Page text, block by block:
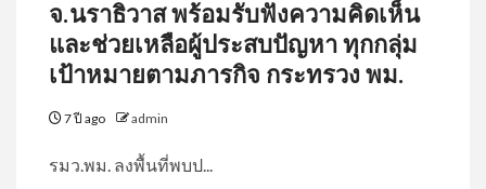
จ.นราธิวาส พร้อมรับฟังความคิดเห็น
และช่วยเหลือผู้ประสบปัญหา ทุกกลุ่ม
เป้าหมายตามภารกิจ กระทรวง พม.
7 ปี ago admin
รมว.พม. ลงพื้นที่พบป...